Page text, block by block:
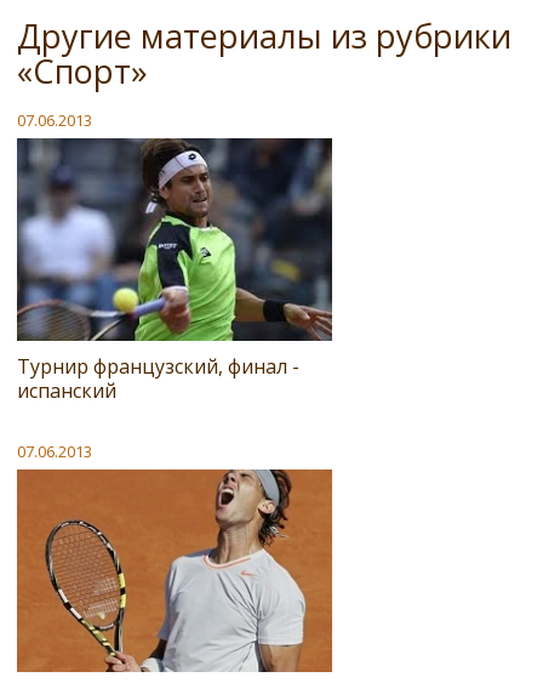
Другие материалы из рубрики
«Спорт»
07.06.2013
Турнир французский, финал -
испанский
07.06.2013